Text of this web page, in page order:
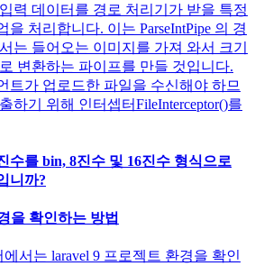
력 데이터를 경로 처리기가 받을 특정
처리합니다. 이는 ParseIntPipe 의 경
는 들어오는 이미지를 가져 와서 크기
변환하는 파이프를 만들 것입니다.
트가 업로드한 파일을 수신해야 하므
하기 위해 인터셉터FileInterceptor()를
수를 bin, 8진수 및 16진수 형식으로
니까?
을 확인하는 방법
서는 laravel 9 프로젝트 환경을 확인